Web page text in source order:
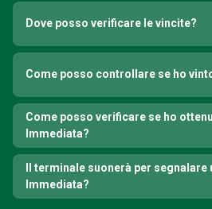
Dove posso verificare le vincite?
Come posso controllare se ho
Come posso verificare se ho
Immediata?
Il terminale suonerà per segnalare
Immediata?